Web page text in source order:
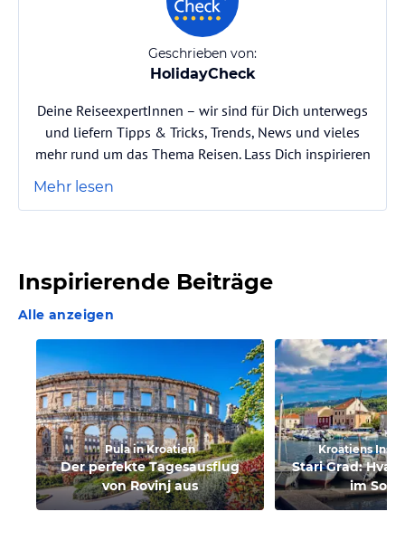
Geschrieben von:
HolidayCheck
Deine ReiseexpertInnen – wir sind für Dich unterwegs
und liefern Tipps & Tricks, Trends, News und vieles
mehr rund um das Thema Reisen. Lass Dich inspirieren
Mehr lesen
Inspirierende Beiträge
Alle anzeigen
Pula in Kroatien
Der perfekte Tagesausflug
von Rovinj aus
Kroatiens
Stari Grad:
im